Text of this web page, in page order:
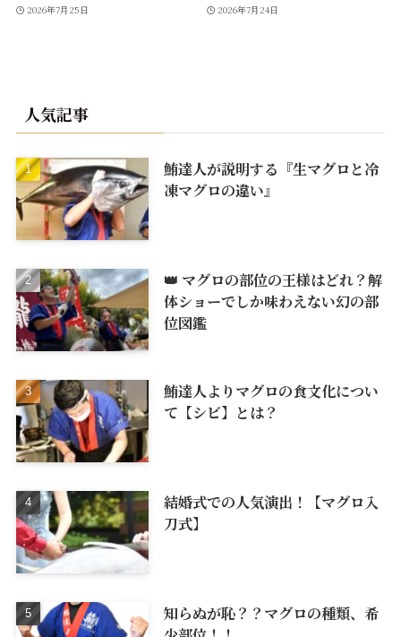
2026年7月25日 2026年7月24日
人気記事
鮪達人が説明する『生マグロと冷
凍マグロの違い』
👑 マグロの部位の王様はどれ？解
体ショーでしか味わえない幻の部
位図鑑
鮪達人よりマグロの食文化につい
て【シビ】とは？
結婚式での人気演出！【マグロ入
刀式】
知らぬが恥？？マグロの種類、希